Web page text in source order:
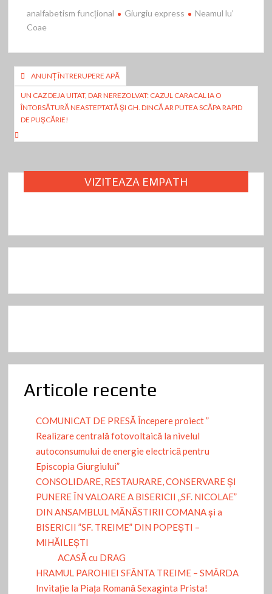
e
o
o
k
to
o
n
ai ta
az
ă
analfabetism funcţional Giurgiu express
Neamul lu’
Coae
Navigare
în
articole
ANUNŢ ÎNTRERUPERE APĂ
UN CAZ DEJA UITAT, DAR NEREZOLVAT: CAZUL CARACAL IA O
ÎNTORSĂTURĂ NEASTEPTATĂ ŞI GH. DINCĂ AR PUTEA SCĂPA RAPID
DE PUŞCĂRIE!
VIZITEAZA EMPATH
Articole recente
COMUNICAT DE PRESĂ Începere proiect ”
Realizare centrală fotovoltaică la nivelul
autoconsumului de energie electrică pentru
Episcopia Giurgiului”
CONSOLIDARE, RESTAURARE, CONSERVARE ȘI
PUNERE ÎN VALOARE A BISERICII „SF. NICOLAE”
DIN ANSAMBLUL MĂNĂSTIRII COMANA și a
BISERICII ”SF. TREIME” DIN POPEȘTI –
MIHĂILEȘTI
ACASĂ cu DRAG
HRAMUL PAROHIEI SFÂNTA TREIME – SMÂRDA
Invitație la Piața Romană Sexaginta Prista!